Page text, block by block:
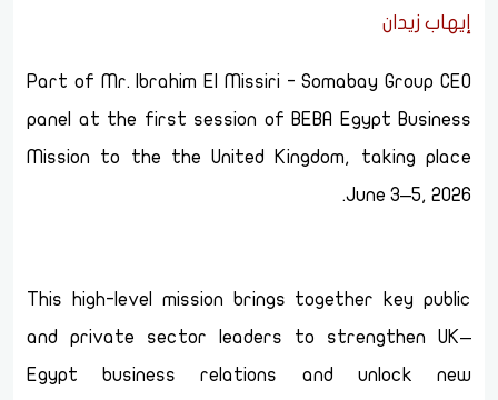
إيهاب زيدان
Part of Mr. Ibrahim El Missiri - Somabay Group CEO
panel at the first session of BEBA Egypt Business
Mission to the the United Kingdom, taking place
June 3–5, 2026.
This high-level mission brings together key public
and private sector leaders to strengthen UK–
Egypt business relations and unlock new